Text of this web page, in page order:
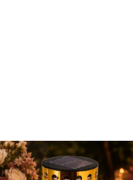
Czarno-Złoty RT25116
129,00 zł